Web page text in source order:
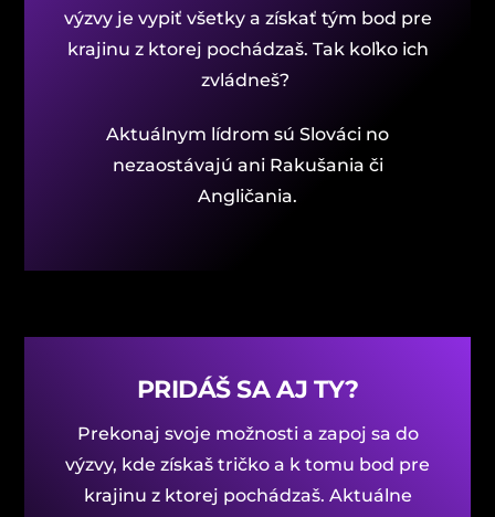
výzvy je vypiť všetky a získať tým bod pre
krajinu z ktorej pochádzaš. Tak koľko ich
zvládneš?
Aktuálnym lídrom sú Slováci no
nezaostávajú ani Rakušania či
Angličania.
PRIDÁŠ SA AJ TY?
Prekonaj svoje možnosti a zapoj sa do
výzvy, kde získaš tričko a k tomu bod pre
krajinu z ktorej pochádzaš. Aktuálne